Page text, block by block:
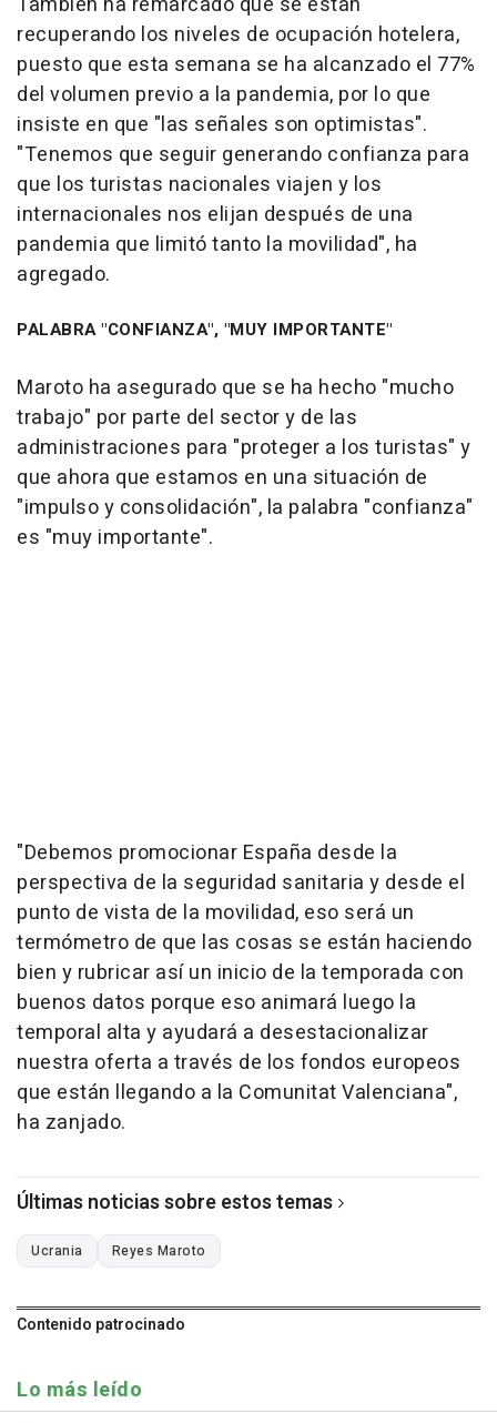
recuperando los niveles de ocupación hotelera,
puesto que esta semana se ha alcanzado el 77%
del volumen previo a la pandemia, por lo que
insiste en que "las señales son optimistas".
"Tenemos que seguir generando confianza para
que los turistas nacionales viajen y los
internacionales nos elijan después de una
pandemia que limitó tanto la movilidad", ha
agregado.
PALABRA "CONFIANZA", "MUY IMPORTANTE"
Maroto ha asegurado que se ha hecho "mucho
trabajo" por parte del sector y de las
administraciones para "proteger a los turistas" y
que ahora que estamos en una situación de
"impulso y consolidación", la palabra "confianza"
es "muy importante".
"Debemos promocionar España desde la
perspectiva de la seguridad sanitaria y desde el
punto de vista de la movilidad, eso será un
termómetro de que las cosas se están haciendo
bien y rubricar así un inicio de la temporada con
buenos datos porque eso animará luego la
temporal alta y ayudará a desestacionalizar
nuestra oferta a través de los fondos europeos
que están llegando a la Comunitat Valenciana",
ha zanjado.
Últimas noticias sobre estos temas
Ucrania Reyes Maroto
Contenido patrocinado
Lo más leído